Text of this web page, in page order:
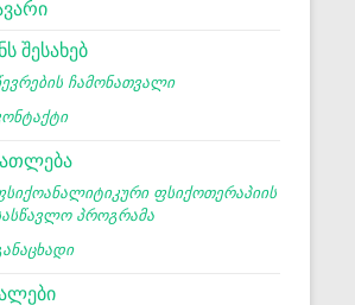
შესახებ
ჩამონათვალი
ფსიქოთერაპიის
პროგრამა